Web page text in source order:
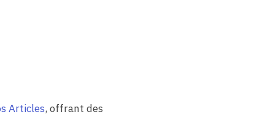
Articles, offrant des